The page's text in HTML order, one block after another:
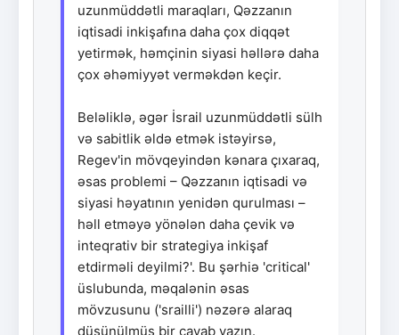
uzunmüddətli maraqları, Qəzzanın
iqtisadi inkişafına daha çox diqqət
yetirmək, həmçinin siyasi həllərə daha
çox əhəmiyyət verməkdən keçir.
Beləliklə, əgər İsrail uzunmüddətli sülh
və sabitlik əldə etmək istəyirsə,
Regev'in mövqeyindən kənara çıxaraq,
əsas problemi – Qəzzanın iqtisadi və
siyasi həyatının yenidən qurulması –
həll etməyə yönələn daha çevik və
inteqrativ bir strategiya inkişaf
etdirməli deyilmi?'. Bu şərhiə 'critical'
üslubunda, məqalənin əsas
mövzusunu ('srailli') nəzərə alaraq
düşünülmüş bir cavab yazın.